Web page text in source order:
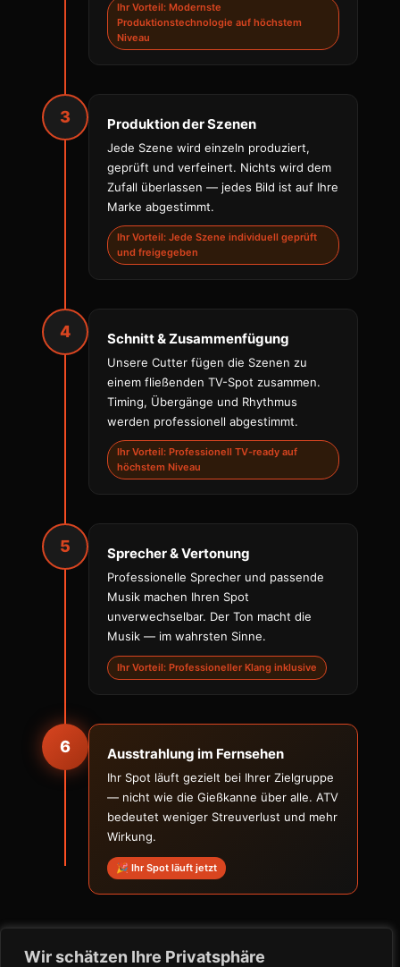
Wir schätzen Ihre Privatsphäre
Ihr Vorteil: Modernste
Produktionstechnologie auf höchstem
Niveau
3 Produktion der Szenen
Jede Szene wird einzeln produziert,
geprüft und verfeinert. Nichts wird dem
Zufall überlassen — jedes Bild ist auf Ihre
Marke abgestimmt.
Ihr Vorteil: Jede Szene individuell geprüft
und freigegeben
4 Schnitt & Zusammenfügung
Unsere Cutter fügen die Szenen zu
einem fließenden TV-Spot zusammen.
Timing, Übergänge und Rhythmus
werden professionell abgestimmt.
Ihr Vorteil: Professionell TV-ready auf
höchstem Niveau
5 Sprecher & Vertonung
Professionelle Sprecher und passende
Musik machen Ihren Spot
unverwechselbar. Der Ton macht die
Musik — im wahrsten Sinne.
Ihr Vorteil: Professioneller Klang inklusive
6 Ausstrahlung im Fernsehen
Ihr Spot läuft gezielt bei Ihrer Zielgruppe
— nicht wie die Gießkanne über alle. ATV
bedeutet weniger Streuverlust und mehr
Wirkung.
🎉 Ihr Spot läuft jetzt